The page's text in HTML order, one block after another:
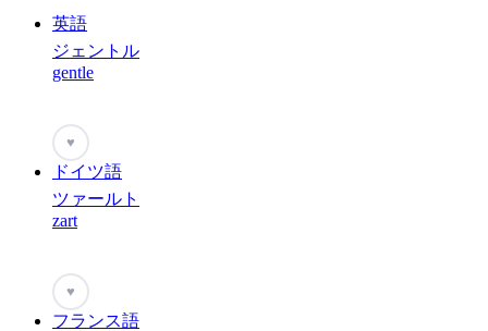
英語
ジェントル
gentle
♥
ドイツ語
ツァールト
zart
♥
フランス語